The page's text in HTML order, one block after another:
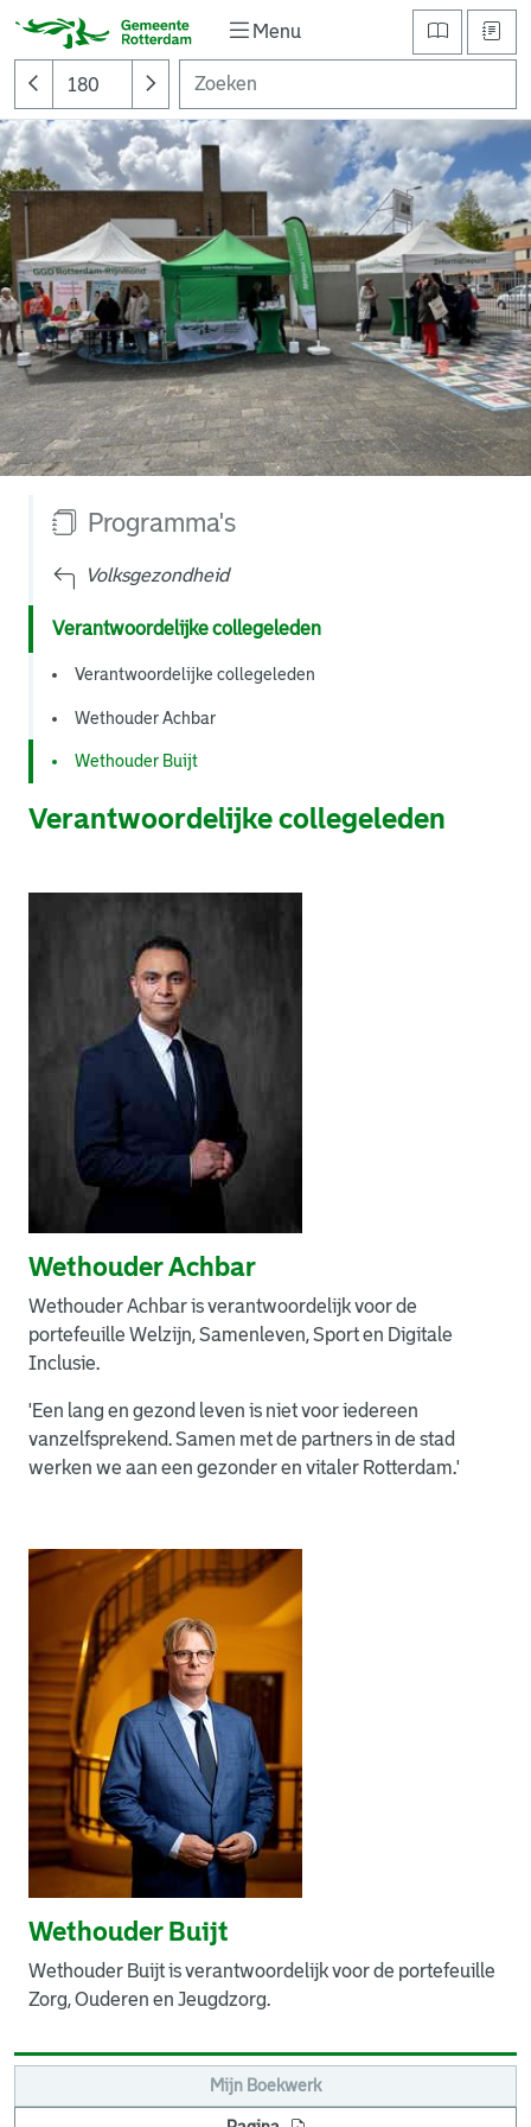
Menu
Programma's
Volksgezondheid
Verantwoordelijke collegeleden
Verantwoordelijke collegeleden
Wethouder Achbar
Wethouder Buijt
Verantwoordelijke collegeleden
Wethouder Achbar
Wethouder Achbar is verantwoordelijk voor de
portefeuille Welzijn, Samenleven, Sport en Digitale
Inclusie.
'Een lang en gezond leven is niet voor iedereen
vanzelfsprekend. Samen met de partners in de stad
werken we aan een gezonder en vitaler Rotterdam.'
Wethouder Buijt
Wethouder Buijt is verantwoordelijk voor de portefeuille
Zorg, Ouderen en Jeugdzorg.
Mijn Boekwerk